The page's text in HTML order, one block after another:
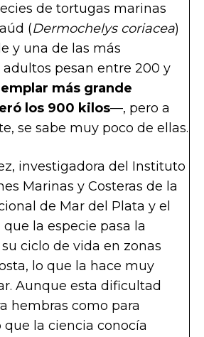
de tortugas marinas
(Dermochelys coriacea)
y una de las más
adultos pesan entre 200 y
más grande
los 900 kilos—, pero a
se sabe muy poco de ellas.
investigadora del Instituto
Marinas y Costeras de la
de Mar del Plata y el
la especie pasa la
ciclo de vida en zonas
lo que la hace muy
Aunque esta dificultad
hembras como para
que la ciencia conocía